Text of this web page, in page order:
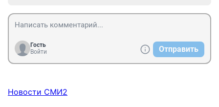
Гость
Войти
Отправить
Новости СМИ2